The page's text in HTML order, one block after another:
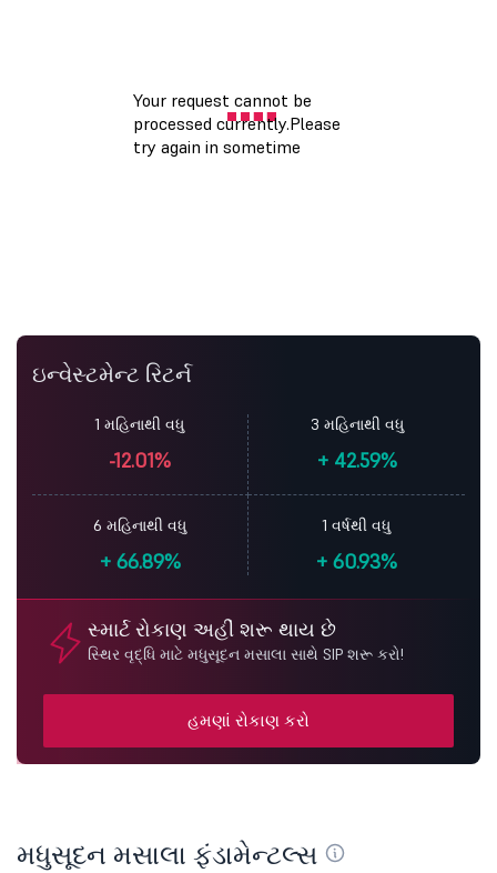
ઇન્વેસ્ટમેન્ટ રિટર્ન
1 મહિનાથી વધુ
-12.01%
3 મહિનાથી વધુ
+42.59%
6 મહિનાથી વધુ
+66.89%
1 વર્ષથી વધુ
+ 60.93%
સ્માર્ટ રોકાણ અહીં શરૂ થાય છે
સ્થિર વૃદ્ધિ માટે મધુસૂદન મસાલા સાથે SIP શરૂ કરો!
હમણાં રોકાણ કરો
મધુસૂદન મસાલા ફંડામેન્ટલ્સ